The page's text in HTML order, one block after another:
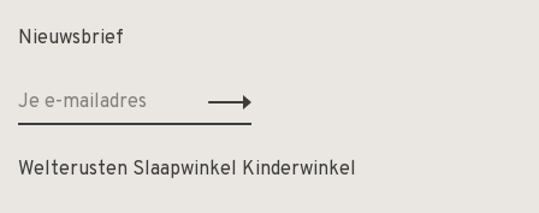
Nieuwsbrief
Welterusten Slaapwinkel Kinderwinkel